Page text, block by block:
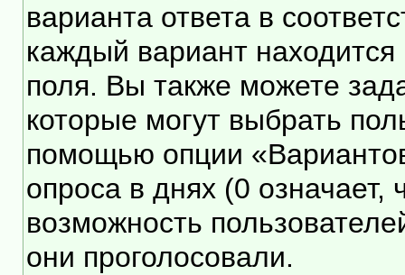
варианта ответа в
каждый вариант находится
поля. Вы также можете
которые могут выбрать
помощью опции
опроса в днях (0 означает,
возможность
они проголосовали.